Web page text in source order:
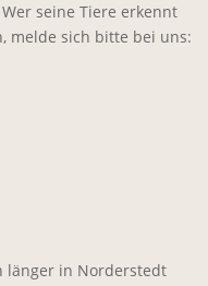
seine Tiere erkennt
melde sich bitte bei uns:
länger in Norderstedt